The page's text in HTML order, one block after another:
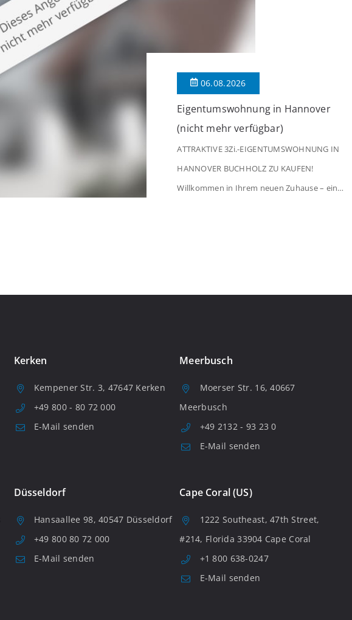
06.08.2026
Eigentumswohnung in Hannover
(nicht mehr verfügbar)
ATTRAKTIVE 3Zi.-EIGENTUMSWOHNUNG IN
HANNOVER BUCHHOLZ ZU KAUFEN!
Willkommen in Ihrem neuen Zuhause – einer
Kerken
Kempener Str. 3, 47647 Kerken
+49 800 - 80 72 000
E-Mail senden
Meerbusch
Moerser Str. 16, 40667
Meerbusch
+49 2132 - 93 23 0
E-Mail senden
Düsseldorf
Hansaallee 98, 40547 Düsseldorf
+49 800 80 72 000
E-Mail senden
Cape Coral (US)
1222 Southeast, 47th Street,
#214, Florida 33904 Cape Coral
+1 800 638-0247
E-Mail senden